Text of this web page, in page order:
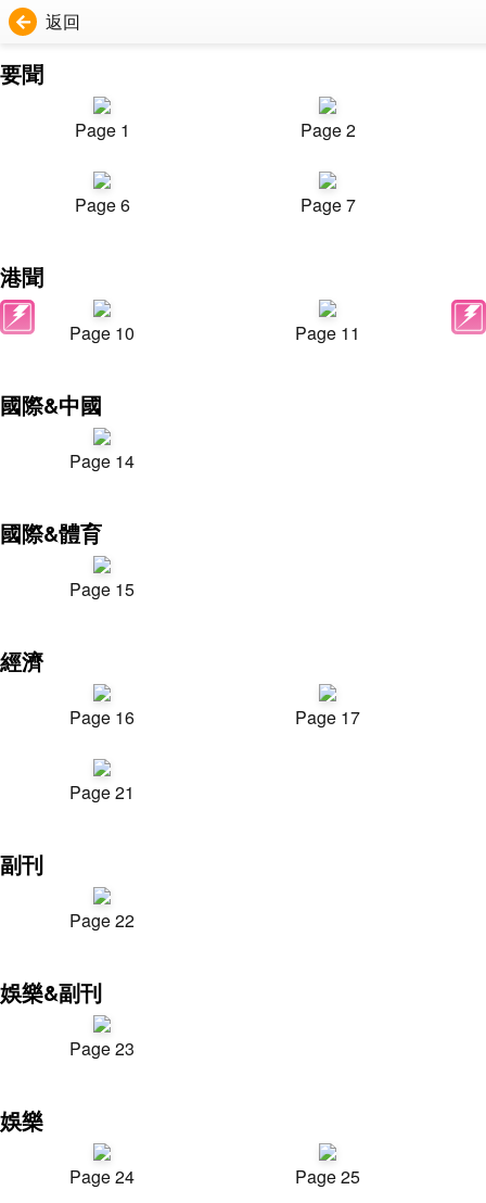
返回
要聞
Page 1 Page 2
Page 6 Page 7
港聞
Page 10 Page 11
國際&中國
Page 14
國際&體育
Page 15
經濟
Page 16 Page 17
Page 21
副刊
Page 22
娛樂&副刊
Page 23
娛樂
Page 24 Page 25